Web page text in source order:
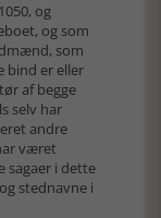
og
og som
som
bind er eller
af begge
selv har
andre
været
sagaer i dette
stednavne i